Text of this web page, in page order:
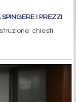
I PREZZI
chiesti